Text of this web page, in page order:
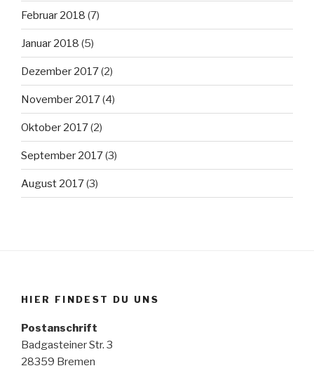
Februar 2018 (7)
Januar 2018 (5)
Dezember 2017(2)
November 2017(4)
Oktober 2017(2)
September 2017(3)
August 2017(3)
HIER FINDEST DU UNS
Postanschrift
Badgasteiner Str. 3
28359 Bremen